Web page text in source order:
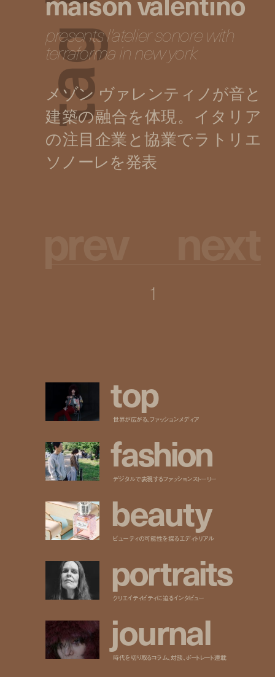
t
a
g
presents l'atelier sonore with
terraforma in new york
1
top
世界が広がる、ファッションメディア
fashion
デジタルで表現するファッションストーリー
beauty
ビューティの可能性を探るエディトリアル
portraits
クリエイティビティに迫るインタビュー
journal
時代を切り取るコラム、対談、ポートレート連載